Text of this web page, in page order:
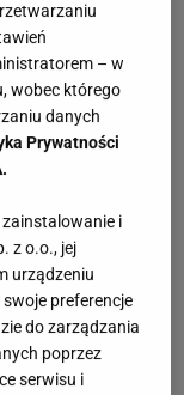
– w
wobec którego
danych
Prywatności
zainstalowanie i
z o.o., jej
urządzeniu
preferencje
do zarządzania
poprzez
serwisu i